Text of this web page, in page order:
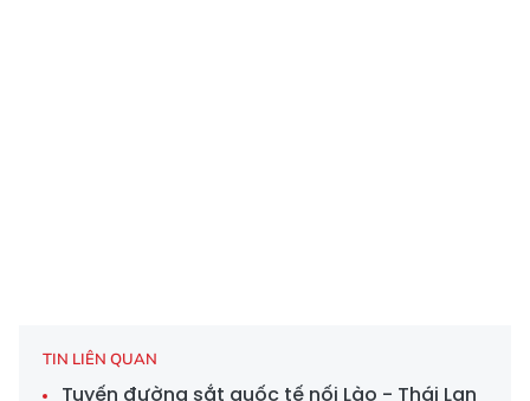
TIN LIÊN QUAN
Tuyến đường sắt quốc tế nối Lào - Thái Lan